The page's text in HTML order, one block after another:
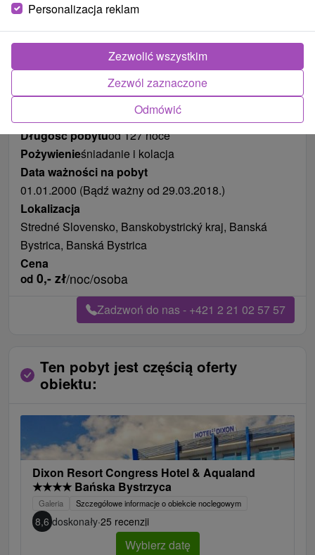
Długość pobytuod 127 noce
Pożywienieśniadanie i kolacja
Data ważności na pobyt
01.01.2000 (Bądź ważny od 29.03.2018.)
Lokalizacja
Stredné Slovensko, Banskobystrický kraj, Banská
Bystrica, Banská Bystrica
Cena
od 0,- zł/noc/osoba
Zadzwoń do nas - +421 2 21 02 57 57
Ten pobyt jest częścią oferty
obiektu:
Dixon Resort Congress Hotel & Aqualand
★★★★ Bańska Bystrzyca
Galeria Szczegółowe informacje o obiekcie noclegowym
8,6 doskonały·25 recenzji
Wybierz datę
Personalizacja reklam
Odmówić
Zezwól zaznaczone
Zezwolić wszystkim